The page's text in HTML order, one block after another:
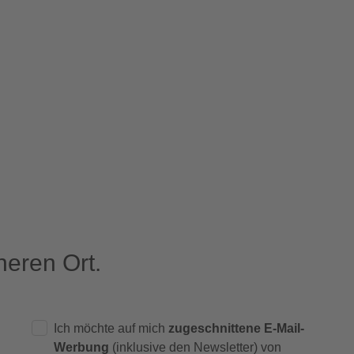
Ort.
Ich möchte auf mich zugeschnittene E-Mail-
Werbung (inklusive den Newsletter) von